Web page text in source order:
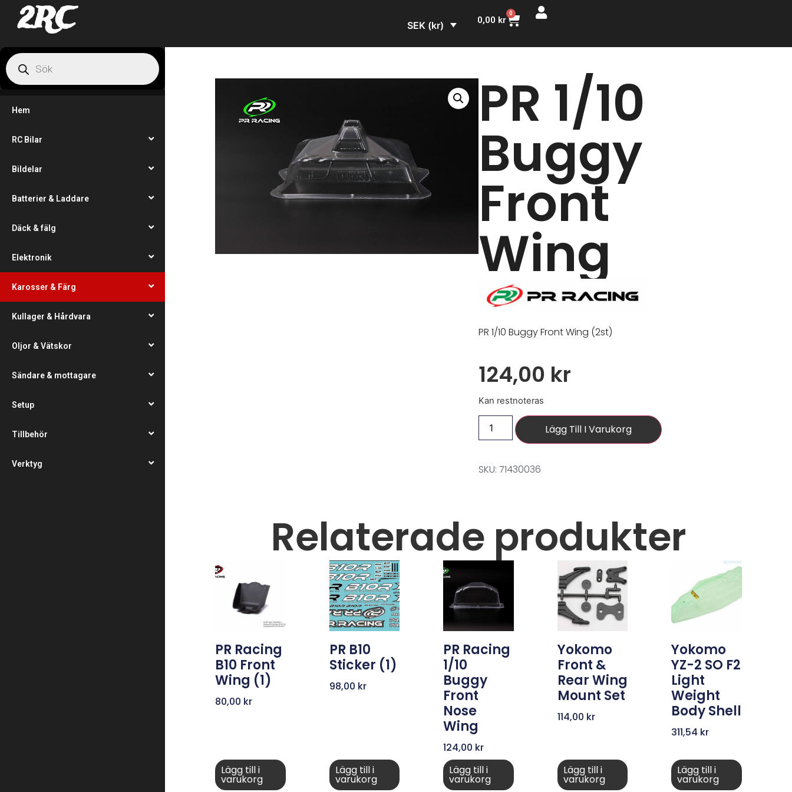
2RC SEK (kr) 0,00 kr
0
Hem
RC Bilar
Bildelar
Batterier & Laddare
Däck & fälg
Elektronik
Karosser & Färg
Kullager & Hårdvara
Oljor & Vätskor
Sändare & mottagare
Setup
Tillbehör
Verktyg
PR 1/10
Buggy
Front
Wing
PR 1/10 Buggy Front Wing (2st)
124,00 kr
Kan restnoteras
Lägg Till I Varukorg
SKU: 71430036
Relaterade produkter
PR Racing
B10 Front
Wing (1)
80,00 kr
Lägg till i
varukorg
PR B10
Sticker (1)
98,00 kr
Lägg till i
varukorg
PR Racing
1/10
Buggy
Front
Nose
Wing
124,00 kr
Lägg till i
varukorg
Yokomo
Front &
Rear Wing
Mount Set
114,00 kr
Lägg till i
varukorg
Yokomo
YZ-2 SO F2
Light
Weight
Body Shell
311,54 kr
Lägg till i
varukorg